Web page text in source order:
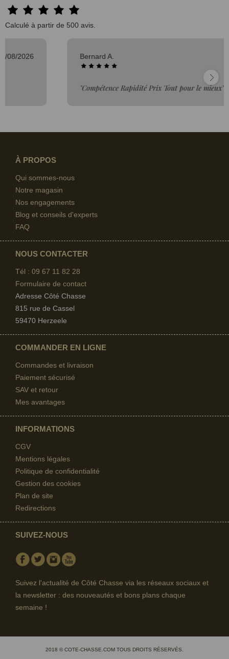
Calculé à partir de 500 avis.
Bernard A.
"Compétence Rapidité Prix Tout pour le mieux"
À PROPOS
Qui sommes-nous
Notre magasin
Nos engagements
Blog et conseils d'experts
FAQ
NOUS CONTACTER
Tél : 09 67 11 82 28
Formulaire de contact
Adresse Côté Chasse
815 rue de Cassel
59470 Herzeele
COMMANDER EN LIGNE
Commandes et livraison
Paiement sécurisé
SAV et retour
Mes avantages
INFORMATIONS
CGV
Mentions légales
Politique de confidentialité
Gestion des cookies
Plan de site
Redirections
SUIVEZ-NOUS
Facebook
TwitterInstagram
Suivez l'actualité de Côté Chasse via les réseaux sociaux et
la newsletter : des nouveautés et bons plans chaque
semaine !
2018 © COTE-CHASSE.COM TOUS DROITS RÉSERVÉS.